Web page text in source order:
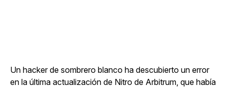
Un hacker de sombrero blanco ha descubierto un error
en la última actualización de Nitro de Arbitrum, que había